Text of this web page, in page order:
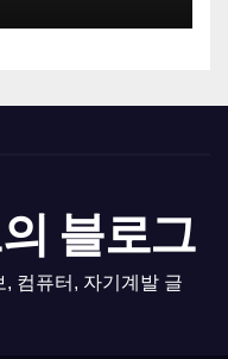
블로그
컴퓨터, 자기계발 글